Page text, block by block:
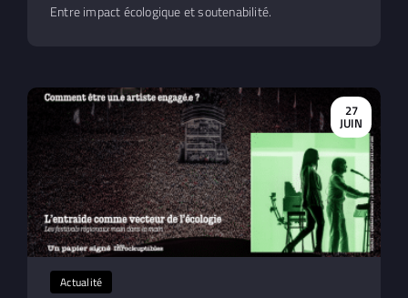
Entre impact écologique et soutenabilité.
27
JUIN
Actualité